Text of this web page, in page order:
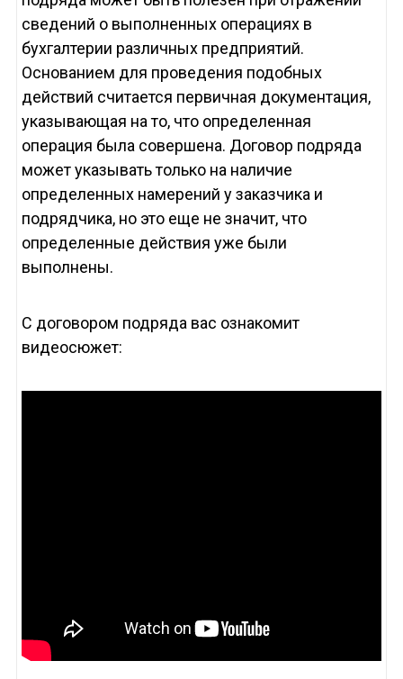
сведений о выполненных операциях в
бухгалтерии различных предприятий.
Основанием для проведения подобных
действий считается первичная документация,
указывающая на то, что определенная
операция была совершена. Договор подряда
может указывать только на наличие
определенных намерений у заказчика и
подрядчика, но это еще не значит, что
определенные действия уже были
выполнены.
С договором подряда вас ознакомит
видеосюжет: